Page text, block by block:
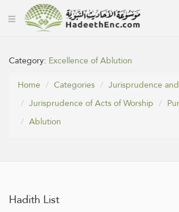
Category: Excellence of Ablution
Home
Categories
Jurisprudence
Jurisprudence of Acts of Worship
Ablution
Hadith List